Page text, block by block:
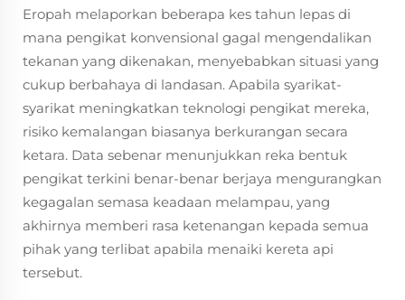
Eropah melaporkan beberapa kes tahun lepas di
mana pengikat konvensional gagal mengendalikan
tekanan yang dikenakan, menyebabkan situasi yang
cukup berbahaya di landasan. Apabila syarikat-
syarikat meningkatkan teknologi pengikat mereka,
risiko kemalangan biasanya berkurangan secara
ketara. Data sebenar menunjukkan reka bentuk
pengikat terkini benar-benar berjaya mengurangkan
kegagalan semasa keadaan melampau, yang
akhirnya memberi rasa ketenangan kepada semua
pihak yang terlibat apabila menaiki kereta api
tersebut.